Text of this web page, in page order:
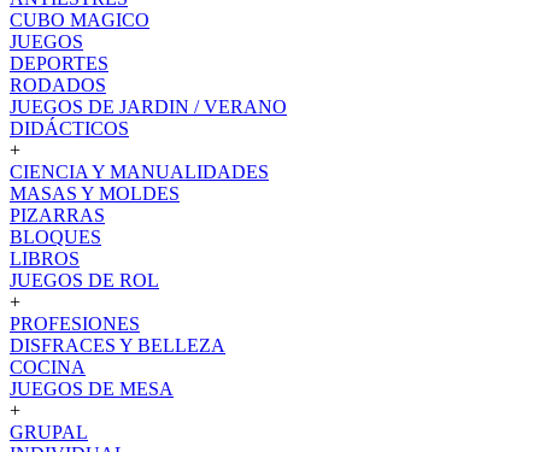
CUBO MAGICO
JUEGOS
DEPORTES
RODADOS
JUEGOS DE JARDIN / VERANO
DIDÁCTICOS
+
CIENCIA Y MANUALIDADES
MASAS Y MOLDES
PIZARRAS
BLOQUES
LIBROS
JUEGOS DE ROL
+
PROFESIONES
DISFRACES Y BELLEZA
COCINA
JUEGOS DE MESA
+
GRUPAL